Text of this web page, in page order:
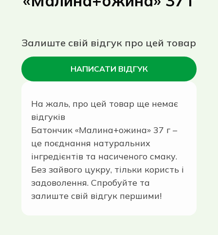
Залиште свій відгук про цей товар
НАПИСАТИ ВІДГУК
На жаль, про цей товар ще немає
відгуків
Батончик «Малина+ожина» 37 г –
це поєднання натуральних
інгредієнтів та насиченого смаку.
Без зайвого цукру, тільки користь і
задоволення. Спробуйте та
залиште свій відгук першими!